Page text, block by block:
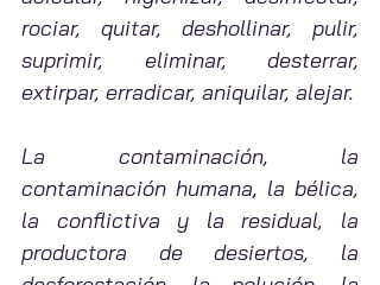
rociar, quitar, deshollinar, pulir,
suprimir, eliminar, desterrar,
extirpar, erradicar, aniquilar, alejar.
La contaminación, la
contaminación humana, la bélica,
la conflictiva y la residual, la
productora de desiertos, la